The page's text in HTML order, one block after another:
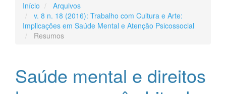
Início
Arquivos
v. 8 n. 18 (2016): Trabalho com Cultura e Arte:
Implicações em Saúde Mental e Atenção Psicossocial
Resumos
Saúde mental e direitos